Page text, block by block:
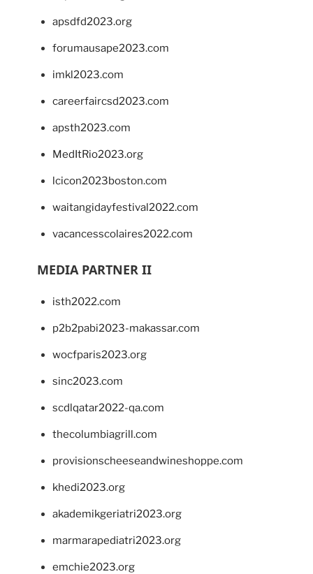
apsdfd2023.org
forumausape2023.com
imkl2023.com
careerfaircsd2023.com
apsth2023.com
MedItRio2023.org
lcicon2023boston.com
waitangidayfestival2022.com
vacancesscolaires2022.com
MEDIA PARTNER II
isth2022.com
p2b2pabi2023-makassar.com
wocfparis2023.org
sinc2023.com
scdlqatar2022-qa.com
thecolumbiagrill.com
provisionscheeseandwineshoppe.com
khedi2023.org
akademikgeriatri2023.org
marmarapediatri2023.org
emchie2023.org